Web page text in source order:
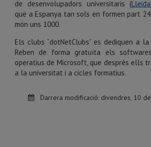
de desenvolupadors universitaris (
que a Espanya tan sols en formen part
món uns 1000.
Els clubs “dotNetClubs” es dediquen a
Reben de forma gratuïta els
operatius de Microsoft, que després ells
a la universitat i a cicles formatius.
Darrera modificació: divendres, 10